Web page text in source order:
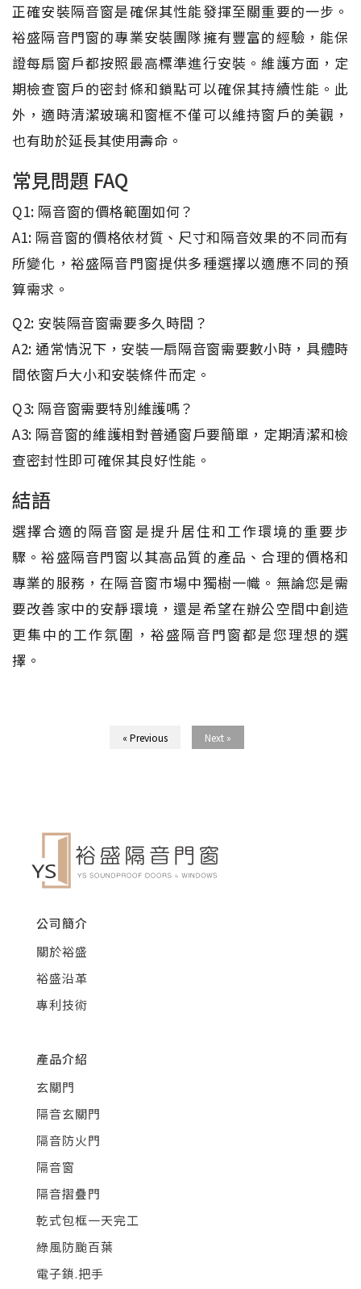
正確安裝隔音窗是確保其性能發揮至關重要的一步。
裕盛隔音門窗的專業安裝團隊擁有豐富的經驗，能保
證每扇窗戶都按照最高標準進行安裝。維護方面，定
期檢查窗戶的密封條和鎖點可以確保其持續性能。此
外，適時清潔玻璃和窗框不僅可以維持窗戶的美觀，
也有助於延長其使用壽命。
常見問題 FAQ
Q1: 隔音窗的價格範圍如何？
A1: 隔音窗的價格依材質、尺寸和隔音效果的不同而有
所變化，裕盛隔音門窗提供多種選擇以適應不同的預
算需求。
Q2: 安裝隔音窗需要多久時間？
A2: 通常情況下，安裝一扇隔音窗需要數小時，具體時
間依窗戶大小和安裝條件而定。
Q3: 隔音窗需要特別維護嗎？
A3: 隔音窗的維護相對普通窗戶要簡單，定期清潔和檢
查密封性即可確保其良好性能。
結語
選擇合適的隔音窗是提升居住和工作環境的重要步
驟。裕盛隔音門窗以其高品質的產品、合理的價格和
專業的服務，在隔音窗市場中獨樹一幟。無論您是需
要改善家中的安靜環境，還是希望在辦公空間中創造
更集中的工作氛圍，裕盛隔音門窗都是您理想的選
擇。
« Previous Next »
公司簡介
關於裕盛
裕盛沿革
專利技術
產品介紹
玄關門
隔音玄關門
隔音防火門
隔音窗
隔音摺疊門
乾式包框一天完工
綠風防颱百葉
電子鎖.把手